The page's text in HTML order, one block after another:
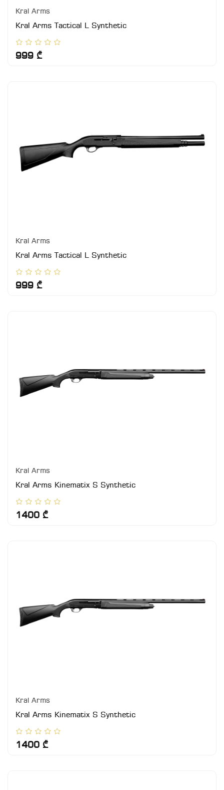
Kral Arms
Kral Arms Tactical L Synthetic
999 ₾
Kral Arms
Kral Arms Tactical L Synthetic
999 ₾
Kral Arms
Kral Arms Kinematix S Synthetic
1400 ₾
Kral Arms
Kral Arms Kinematix S Synthetic
1400 ₾